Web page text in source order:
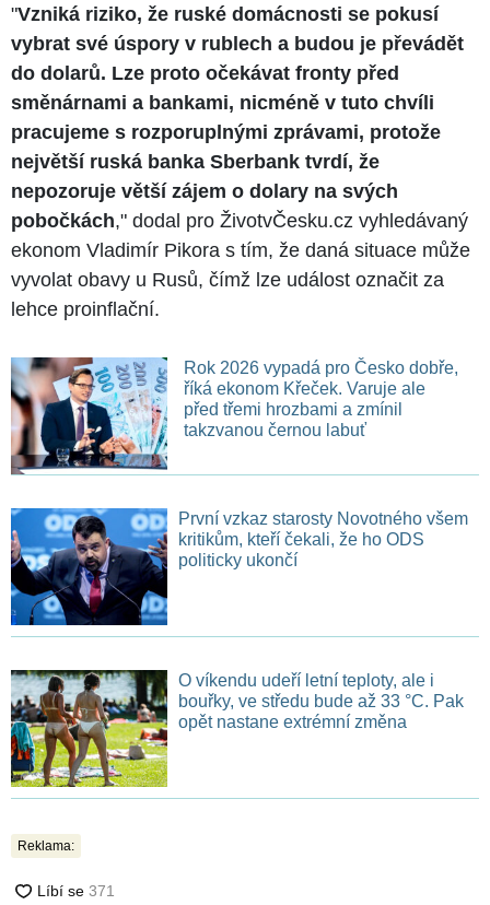
"Vzniká riziko, že ruské domácnosti se pokusí
vybrat své úspory v rublech a budou je převádět
do dolarů. Lze proto očekávat fronty před
směnárnami a bankami, nicméně v tuto chvíli
pracujeme s rozporuplnými zprávami, protože
největší ruská banka Sberbank tvrdí, že
nepozoruje větší zájem o dolary na svých
pobočkách," dodal pro ŽivotvČesku.cz vyhledávaný
ekonom Vladimír Pikora s tím, že daná situace může
vyvolat obavy u Rusů, čímž lze událost označit za
lehce proinflační.
Rok 2026 vypadá pro Česko dobře,
říká ekonom Křeček. Varuje ale
před třemi hrozbami a zmínil
takzvanou černou labuť
První vzkaz starosty Novotného všem
kritikům, kteří čekali, že ho ODS
politicky ukončí
O víkendu udeří letní teploty, ale i
bouřky, ve středu bude až 33 °C. Pak
opět nastane extrémní změna
Reklama: